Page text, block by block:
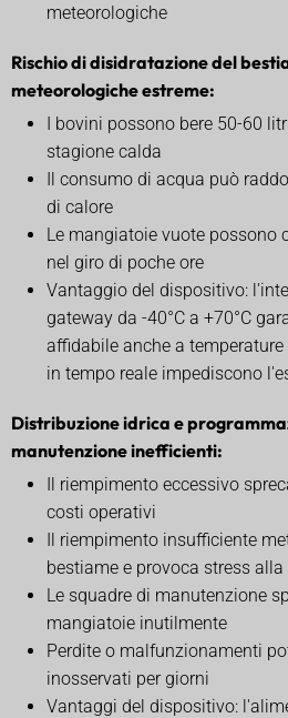
meteorologiche
Rischio di disidratazione del
meteorologiche estreme:
I bovini possono bere 50-60
stagione calda
Il consumo di acqua può
di calore
Le mangiatoie vuote possono
nel giro di poche ore
Vantaggio del dispositivo:
gateway da -40°C a +70°C
affidabile anche a
in tempo reale impediscono
Distribuzione idrica e
manutenzione inefficienti:
Il riempimento eccessivo
costi operativi
Il riempimento insufficiente
bestiame e provoca stress
Le squadre di manutenzione
mangiatoie inutilmente
Perdite o malfunzionamenti
inosservati per giorni
Vantaggi del dispositivo: